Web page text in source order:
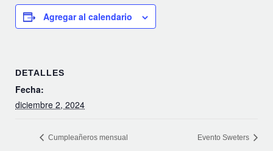
Agregar al calendario
DETALLES
Fecha:
diciembre 2, 2024
Cumpleañeros mensual Evento Sweters